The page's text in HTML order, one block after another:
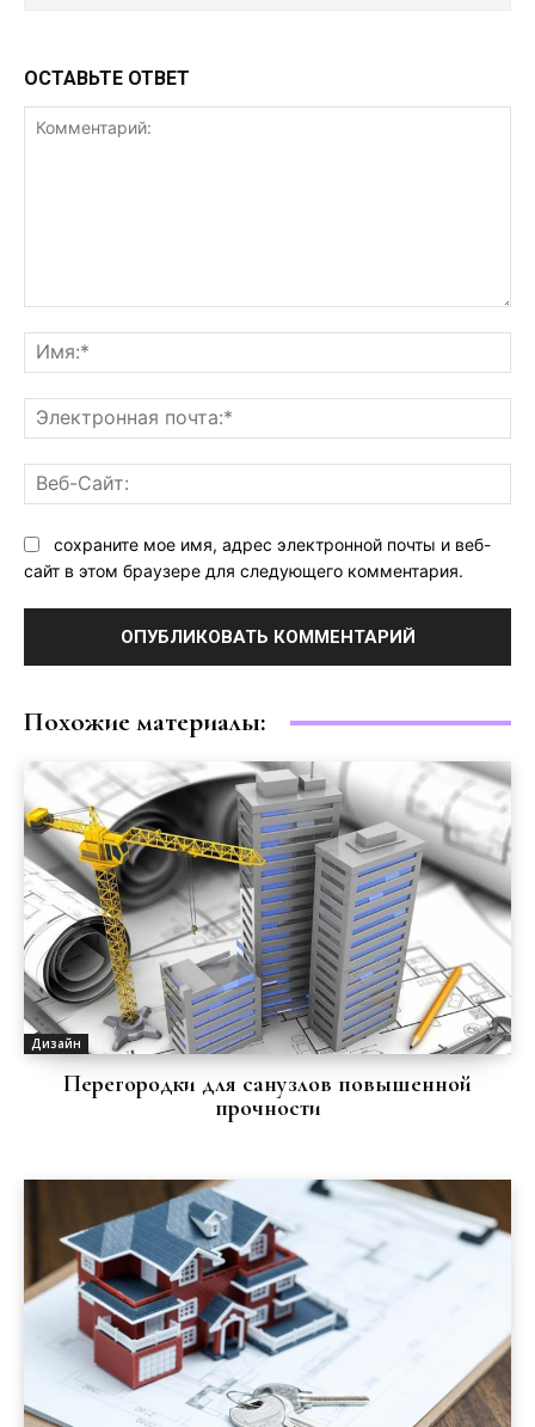
ОСТАВЬТЕ ОТВЕТ
сохраните мое имя, адрес электронной почты и веб-
сайт в этом браузере для следующего комментария.
Похожие материалы:
Дизайн
Перегородки для санузлов повышенной
прочности